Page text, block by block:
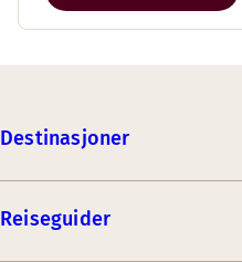
Destinasjoner
Reiseguider